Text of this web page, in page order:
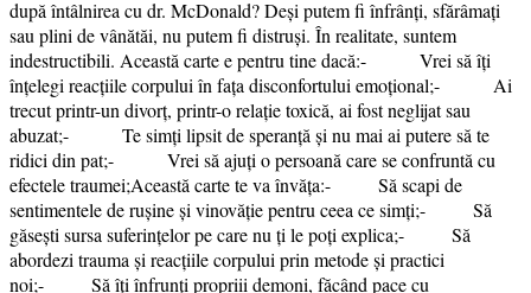
după întâlnirea cu dr. McDonald? Deși putem fi înfrânți, sfărâmați
sau plini de vânătăi, nu putem fi distruși. În realitate, suntem
indestructibili. Această carte e pentru tine dacă:- Vrei să îți
înțelegi reacțiile corpului în fața disconfortului emoțional;- Ai
trecut printr-un divorț, printr-o relație toxică, ai fost neglijat sau
abuzat;- Te simți lipsit de speranță și nu mai ai putere să te
ridici din pat;- Vrei să ajuți o persoană care se confruntă cu
efectele traumei;Această carte te va învăța:- Să scapi de
sentimentele de rușine și vinovăție pentru ceea ce simți;- Să
găsești sursa suferințelor pe care nu ți le poți explica;- Să
abordezi trauma și reacțiile corpului prin metode și practici
noi;- Să îți înfrunți propriii demoni, făcând pace cu